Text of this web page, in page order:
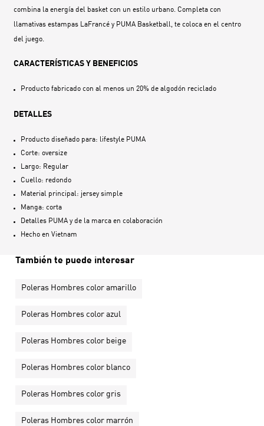
combina la energía del basket con un estilo urbano. Completa con
llamativas estampas LaFrancé y PUMA Basketball, te coloca en el centro
del juego.
CARACTERÍSTICAS Y BENEFICIOS
Producto fabricado con al menos un 20% de algodón reciclado
DETALLES
Producto diseñado para: lifestyle PUMA
Corte: oversize
Largo: Regular
Cuello: redondo
Material principal: jersey simple
Manga: corta
Detalles PUMA y de la marca en colaboración
Hecho en Vietnam
También te puede interesar
Poleras Hombres color amarillo
Poleras Hombres color azul
Poleras Hombres color beige
Poleras Hombres color blanco
Poleras Hombres color gris
Poleras Hombres color marrón